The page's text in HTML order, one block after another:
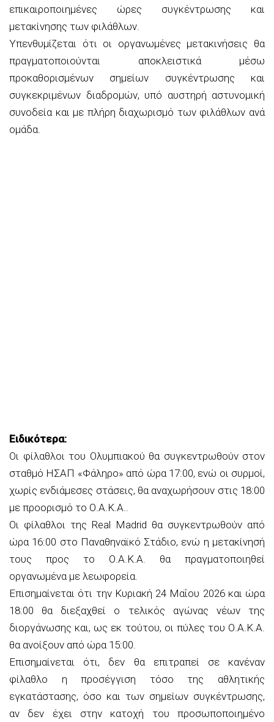
επικαιροποιημένες ώρες συγκέντρωσης και
μετακίνησης των φιλάθλων.
Υπενθυμίζεται ότι οι οργανωμένες μετακινήσεις θα
πραγματοποιούνται αποκλειστικά μέσω
προκαθορισμένων σημείων συγκέντρωσης και
συγκεκριμένων διαδρομών, υπό αυστηρή αστυνομική
συνοδεία και με πλήρη διαχωρισμό των φιλάθλων ανά
ομάδα.
Ειδικότερα:
Οι φίλαθλοι του Ολυμπιακού θα συγκεντρωθούν στον
σταθμό ΗΣΑΠ «Φάληρο» από ώρα 17:00, ενώ οι συρμοί,
χωρίς ενδιάμεσες στάσεις, θα αναχωρήσουν στις 18:00
με προορισμό το Ο.Α.Κ.Α..
Οι φίλαθλοι της Real Madrid θα συγκεντρωθούν από
ώρα 16:00 στο Παναθηναϊκό Στάδιο, ενώ η μετακίνησή
τους προς το Ο.Α.Κ.Α. θα πραγματοποιηθεί
οργανωμένα με λεωφορεία.
Επισημαίνεται ότι την Κυριακή 24 Μαΐου 2026 και ώρα
18:00 θα διεξαχθεί ο τελικός αγώνας νέων της
διοργάνωσης και, ως εκ τούτου, οι πύλες του Ο.Α.Κ.Α.
θα ανοίξουν από ώρα 15:00.
Επισημαίνεται ότι, δεν θα επιτραπεί σε κανέναν
φίλαθλο η προσέγγιση τόσο της αθλητικής
εγκατάστασης, όσο και των σημείων συγκέντρωσης,
αν δεν έχει στην κατοχή του προσωποποιημένο